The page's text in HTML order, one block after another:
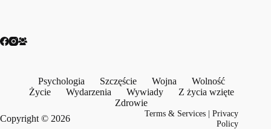
Psychologia Szczęście Wojna
Wolność
Życie
Wydarzenia Wywiady
Z życia wzięte
Zdrowie
Copyright © 2026
Terms & Services |Privacy
Policy